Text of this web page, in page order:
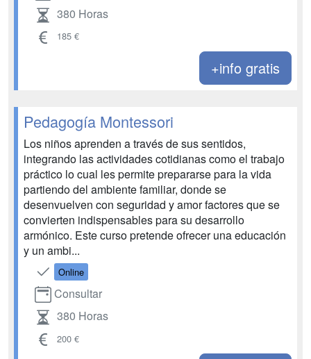
380 Horas
185 €
+info gratis
Pedagogía Montessori
Los niños aprenden a través de sus sentidos,
integrando las actividades cotidianas como el trabajo
práctico lo cual les permite prepararse para la vida
partiendo del ambiente familiar, donde se
desenvuelven con seguridad y amor factores que se
convierten indispensables para su desarrollo
armónico. Este curso pretende ofrecer una educación
y un ambi...
Online
Consultar
380 Horas
200 €